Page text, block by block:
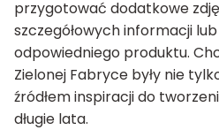
przygotować dodatkowe
szczegółowych informacji
odpowiedniego produktu.
Zielonej Fabryce były nie
źródłem inspiracji do
długie lata.